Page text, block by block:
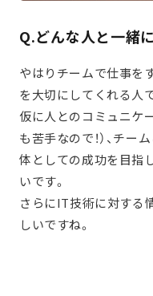
Q.どんな人と一緒
やはりチームで仕事を
を大切にしてくれる人
仮に人とのコミュニケ
も苦手なので！）、チー
体としての成功を目指
いです。
さらにIT技術に対する
しいですね。